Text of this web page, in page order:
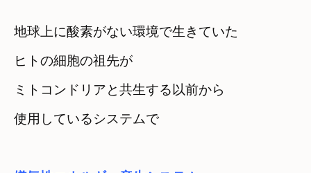
地球上に酸素がない環境で生きていた
ヒトの細胞の祖先が
ミトコンドリアと共生する以前から
使用しているシステムで